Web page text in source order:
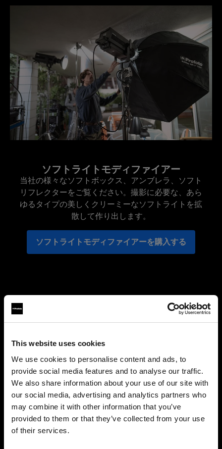
This website uses cookies
We use cookies to personalise content and ads, to
provide social media features and to analyse our traffic.
We also share information about your use of our site with
our social media, advertising and analytics partners who
may combine it with other information that you’ve
provided to them or that they’ve collected from your use
of their services.
ソフトライトモディファイアー
当社の様々なソフトボックス、アンブレラ、ソフト
リフレクターをご覧ください。撮影に必要な、あら
ゆるタイプの美しくクリーミーなソフトライトを拡
散して作り出します。
ソフトライトモディファイアーを購入する